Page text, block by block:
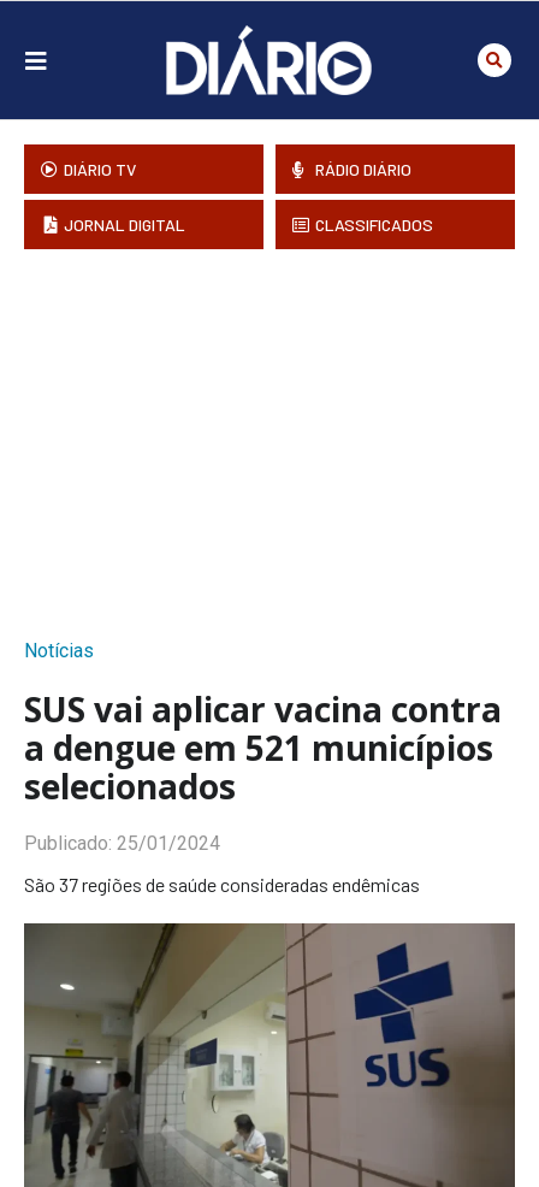
DIÁRIO TV RÁDIO DIÁRIO
JORNAL DIGITAL CLASSIFICADOS
Notícias
SUS vai aplicar vacina contra
a dengue em 521 municípios
selecionados
Publicado: 25/01/2024
São 37 regiões de saúde consideradas endêmicas